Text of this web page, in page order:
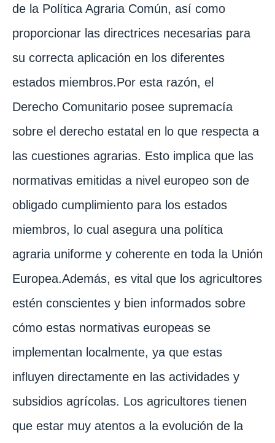
de la Política Agraria Común, así como
proporcionar las directrices necesarias para
su correcta aplicación en los diferentes
estados miembros.Por esta razón, el
Derecho Comunitario posee supremacía
sobre el derecho estatal en lo que respecta a
las cuestiones agrarias. Esto implica que las
normativas emitidas a nivel europeo son de
obligado cumplimiento para los estados
miembros, lo cual asegura una política
agraria uniforme y coherente en toda la Unión
Europea.Además, es vital que los agricultores
estén conscientes y bien informados sobre
cómo estas normativas europeas se
implementan localmente, ya que estas
influyen directamente en las actividades y
subsidios agrícolas. Los agricultores tienen
que estar muy atentos a la evolución de la